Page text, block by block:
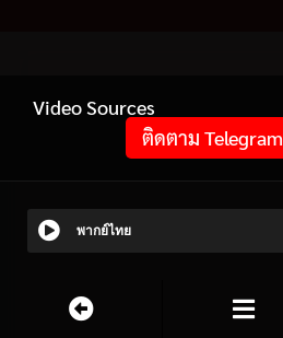
Video Sources
ติดตาม Telegram
พากย์ไทย